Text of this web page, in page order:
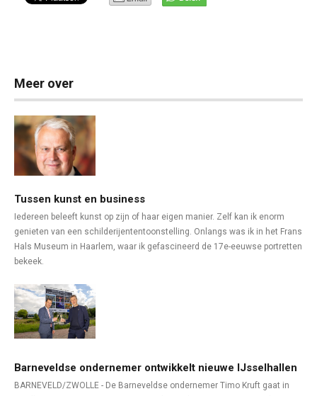
Meer over
Tussen kunst en business
Iedereen beleeft kunst op zijn of haar eigen manier. Zelf kan ik enorm
genieten van een schilderijententoonstelling. Onlangs was ik in het Frans
Hals Museum in Haarlem, waar ik gefascineerd de 17e-eeuwse portretten
bekeek.
Barneveldse ondernemer ontwikkelt nieuwe IJsselhallen
BARNEVELD/ZWOLLE - De Barneveldse ondernemer Timo Kruft gaat in